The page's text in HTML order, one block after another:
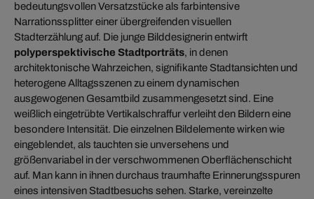
bedeutungsvollen Versatzstücke als farbintensive
Narrationssplitter einer übergreifenden visuellen
Stadterzählung auf. Die junge Bilddesignerin entwirft
polyperspektivische Stadtporträts, in denen
architektonische Wahrzeichen, signifikante Stadtansichten und
heterogene Alltagsszenen zu einem dynamischen
ausgewogenen Gesamtbild zusammengesetzt sind. Eine
weißlich eingetrübte Vertikalschraffur verleiht den Bildern eine
besondere Intensität. Die einzelnen Bildelemente wirken wie
eingeblendet, als tauchten sie unversehens und
größenvariabel in der verschwommenen Oberflächenschicht
auf. Man kann in ihnen durchaus traumhafte Erinnerungsspuren
eines intensiven Stadtbesuchs sehen. Starke, vereinzelte